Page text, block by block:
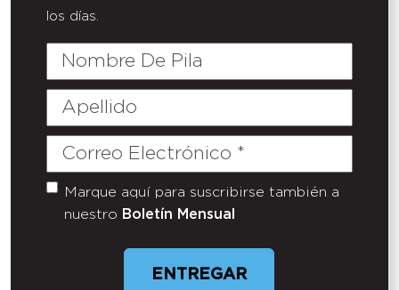
los días.
Nombre
Pila
Apellido
Correo
Untitled
Marque aquí para suscribirse también a
nuestro Boletín Mensual
ENTREGAR